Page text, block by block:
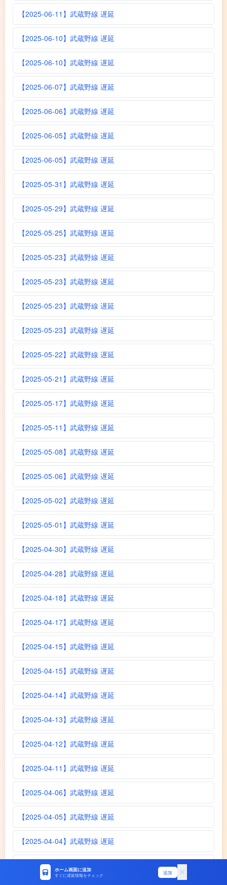
【2025-06-11】武蔵野線 遅延
【2025-06-10】武蔵野線 遅延
【2025-06-10】武蔵野線 遅延
【2025-06-07】武蔵野線 遅延
【2025-06-06】武蔵野線 遅延
【2025-06-05】武蔵野線 遅延
【2025-06-05】武蔵野線 遅延
【2025-05-31】武蔵野線 遅延
【2025-05-29】武蔵野線 遅延
【2025-05-25】武蔵野線 遅延
【2025-05-23】武蔵野線 遅延
【2025-05-23】武蔵野線 遅延
【2025-05-23】武蔵野線 遅延
【2025-05-23】武蔵野線 遅延
【2025-05-22】武蔵野線 遅延
【2025-05-21】武蔵野線 遅延
【2025-05-17】武蔵野線 遅延
【2025-05-11】武蔵野線 遅延
【2025-05-08】武蔵野線 遅延
【2025-05-06】武蔵野線 遅延
【2025-05-02】武蔵野線 遅延
【2025-05-01】武蔵野線 遅延
【2025-04-30】武蔵野線 遅延
【2025-04-28】武蔵野線 遅延
【2025-04-18】武蔵野線 遅延
【2025-04-17】武蔵野線 遅延
【2025-04-15】武蔵野線 遅延
【2025-04-15】武蔵野線 遅延
【2025-04-14】武蔵野線 遅延
【2025-04-13】武蔵野線 遅延
【2025-04-12】武蔵野線 遅延
【2025-04-11】武蔵野線 遅延
【2025-04-06】武蔵野線 遅延
【2025-04-05】武蔵野線 遅延
【2025-04-04】武蔵野線 遅延
【2025-04-04】武蔵野線 遅延
ホーム画面に追加
すぐに遅延情報をチェック 追加